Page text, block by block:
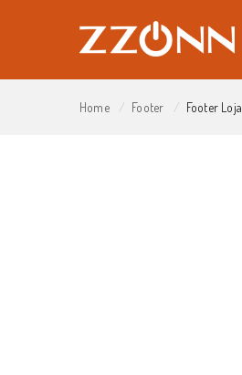
Home Footer Footer Loja